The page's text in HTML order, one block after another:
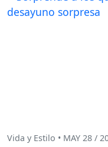
Vida y Estilo • MAY 28 /